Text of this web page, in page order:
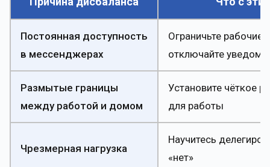
Постоянная доступность
в мессенджерах
Ограничьте рабочие
отключайте
Размытые границы
между работой и домом
Установите чёткое
для работы
Чрезмерная нагрузка
Научитесь
«нет»